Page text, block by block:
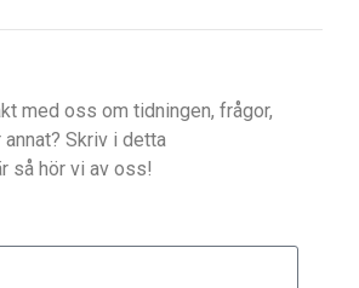
med oss om tidningen, frågor,
Skriv i detta
så hör vi av oss!